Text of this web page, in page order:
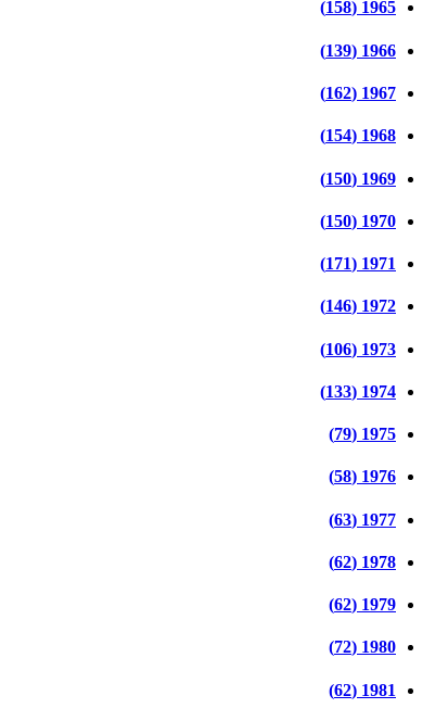
1965 (158)
1966 (139)
1967 (162)
1968 (154)
1969 (150)
1970 (150)
1971 (171)
1972 (146)
1973 (106)
1974 (133)
1975 (79)
1976 (58)
1977 (63)
1978 (62)
1979 (62)
1980 (72)
1981 (62)